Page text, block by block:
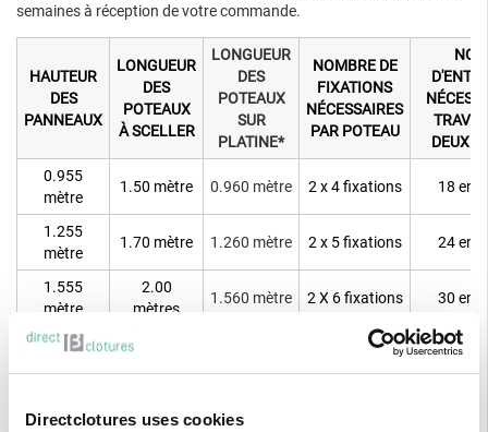
Directclotures uses cookies
semaines à réception de votre commande.
HAUTEUR
DES
PANNEAUX
LONGUEUR
DES
POTEAUX
À SCELLER
LONGUEUR
DES
POTEAUX
SUR
PLATINE*
NOMBRE DE
FIXATIONS
NÉCESSAIRES
PAR POTEAU
DEUX
0.955
mètre
1.50 mètre 0.960 mètre 2 x 4 fixations 18
1.255
mètre
1.70 mètre 1.260 mètre 2 x 5 fixations 24
1.555
mètre
2.00
mètres
1.560 mètre 2 X 6 fixations 30
1.705
2 x 6 fixations 36
2 mètres
mètres
2.010